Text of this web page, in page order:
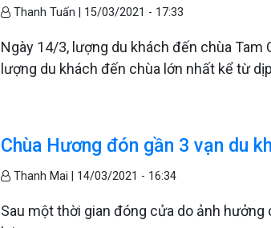
Thanh Tuấn | 15/03/2021 - 17:33
Ngày 14/3, lượng du khách đến chùa
lượng du khách đến chùa lớn nhất kể từ
Chùa Hương đón gần 3 vạn du
Thanh Mai | 14/03/2021 - 16:34
Sau một thời gian đóng cửa do ảnh